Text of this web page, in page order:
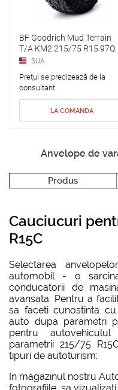
BF Goodrich Mud Terrain
T/A KM2 215/75 R15 97Q
SUA
Prețul se precizează de la
consultant
LA COMANDA
Anvelope de
Produs
Cauciucuri
R15C
Selectarea
automobil - o
conducatorii de
avansata. Pentru a
sa faceti cunostinta
auto dupa parametri
pentru
parametrii 215/75
tipuri de autoturism:
In magazinul nostru